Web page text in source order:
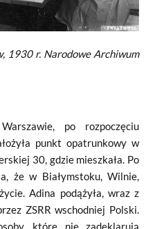
, 1930 r. Narodowe Archiwum
po rozpoczęciu
punkt opatrunkowy w
30, gdzie mieszkała. Po
że w Białymstoku, Wilnie,
Adina podążyła, wraz z
ZSRR wschodniej Polski.
które nie zadeklarują